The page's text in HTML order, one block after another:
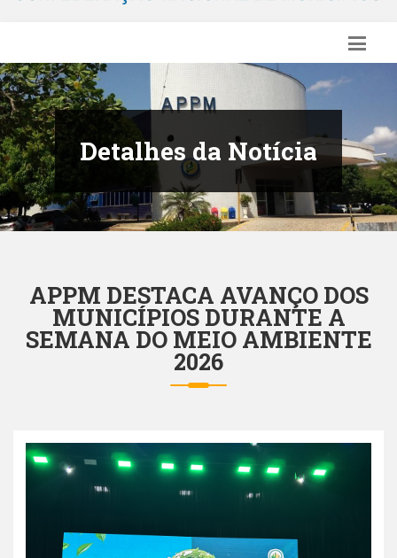
Detalhes da Notícia
APPM DESTACA AVANÇO DOS
MUNICÍPIOS DURANTE A
SEMANA DO MEIO AMBIENTE
2026